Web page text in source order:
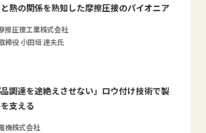
熱の関係を熟知した摩擦圧接のパイオニア
擦圧接工業株式会社
締役 小田垣 達夫氏
品調達を途絶えさせない」ロウ付け技術で製
支える
機株式会社